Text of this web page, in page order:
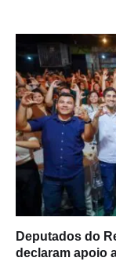
Deputados do
declaram apoio